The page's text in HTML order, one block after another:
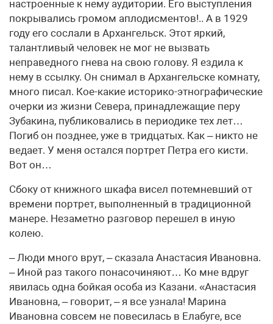
настроенные к нему аудитории. Его выступления
покрывались громом аплодисментов!.. А в 1929
году его сослали в Архангельск. Этот яркий,
талантливый человек не мог не вызвать
неправедного гнева на свою голову. Я ездила к
нему в ссылку. Он снимал в Архангельске комнату,
много писал. Кое-какие историко-этнографические
очерки из жизни Севера, принадлежащие перу
Зубакина, публиковались в периодике тех лет…
Погиб он позднее, уже в тридцатых. Как – никто не
ведает. У меня остался портрет Петра его кисти.
Вот он…
Сбоку от книжного шкафа висел потемневший от
времени портрет, выполненный в традиционной
манере. Незаметно разговор перешел в иную
колею.
– Люди много врут, – сказала Анастасия Ивановна.
– Иной раз такого понасочиняют… Ко мне вдруг
явилась одна бойкая особа из Казани. «Анастасия
Ивановна, – говорит, – я все узнала! Марина
Ивановна совсем не повесилась в Елабуге, все